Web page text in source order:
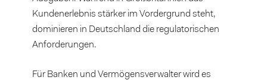
Kundenerlebnis stärker im Vordergrund steht,
dominieren in Deutschland die regulatorischen
Anforderungen.
Für Banken und Vermögensverwalter wird es